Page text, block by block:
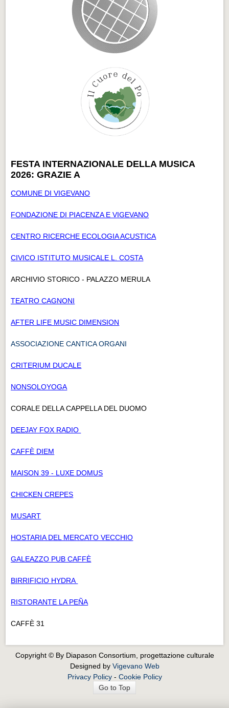
FESTA INTERNAZIONALE DELLA MUSICA
2026: GRAZIE A
COMUNE DI VIGEVANO
FONDAZIONE DI PIACENZA E VIGEVANO
CENTRO RICERCHE ECOLOGIA ACUSTICA
CIVICO ISTITUTO MUSICALE L. COSTA
ARCHIVIO STORICO - PALAZZO MERULA
TEATRO CAGNONI
AFTER LIFE MUSIC DIMENSION
ASSOCIAZIONE CANTICA ORGANI
CRITERIUM DUCALE
NONSOLOYOGA
CORALE DELLA CAPPELLA DEL DUOMO
DEEJAY FOX RADIO
CAFFÈ DIEM
MAISON 39 - LUXE DOMUS
CHICKEN CREPES
MUSART
HOSTARIA DEL MERCATO VECCHIO
GALEAZZO PUB CAFFÈ
BIRRIFICIO HYDRA
RISTORANTE LA PEÑA
CAFFÈ 31
Copyright © By Diapason Consortium, progettazione culturale
Designed by Vigevano Web
Privacy Policy- Cookie Policy
Go to Top